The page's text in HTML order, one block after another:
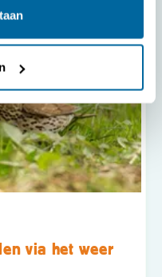
via het weer